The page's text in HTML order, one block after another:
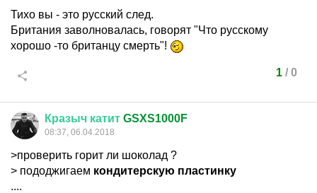
Тихо вы - это русский след.
Британия заволновалась, говорят "Что русскому
хорошо -то британцу смерть"!
1/ 0
Кразыч катит GSXS1000F
08:37, 06.04.2018
>проверить горит ли шоколад ?
> пододжигаем кондитерскую пластинку
....